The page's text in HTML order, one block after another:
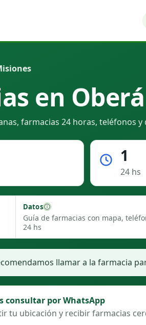
en
farmacias 24 horas, teléfonos y
1
24 hs
Datos
Guía de farmacias con mapa,
24 hs
llamar a la farmacia
consultar por WhatsApp
tu ubicación y recibir farmacias